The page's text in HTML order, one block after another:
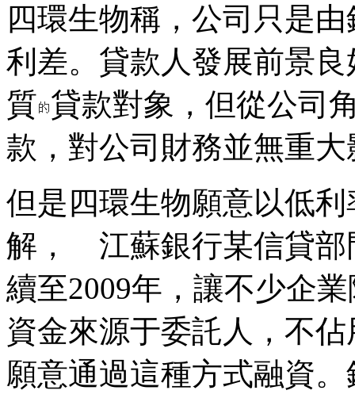
四環生物稱，公司只是
利差。貸款人發展前景
質 貸款對象，但從公司
款，對公司財務並無重大
但是四環生物願意以低
解， 江蘇銀行某信貸部
續至2009年，讓不少企
資金來源于委託人，不
願意通過這種方式融資